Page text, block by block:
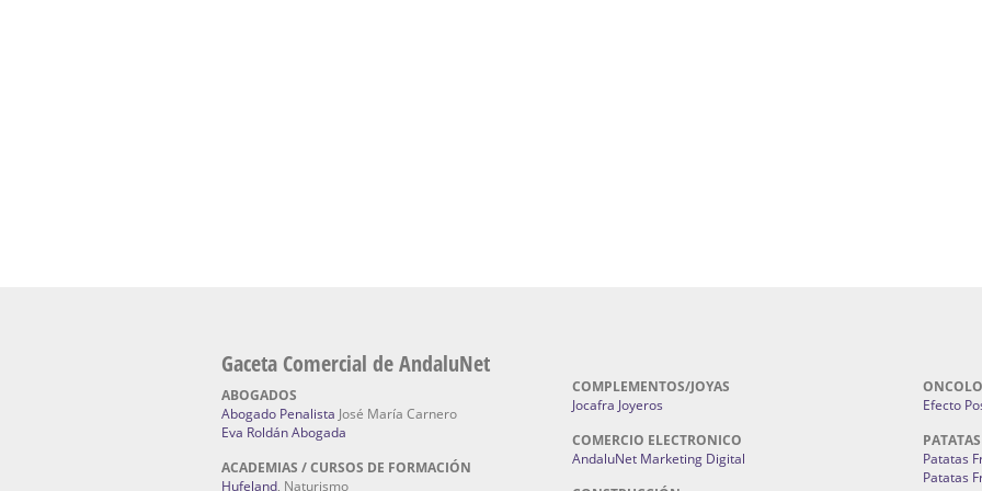
Gaceta Comercial de AndaluNet
ABOGADOS
Abogado Penalista José María Carnero
Eva Roldán Abogada
ACADEMIAS / CURSOS DE FORMACIÓN
Hufeland, Naturismo
COMPLEMENTOS/JOYAS
Jocafra Joyeros
COMERCIO ELECTRONICO
AndaluNet Marketing Digital
Efecto
Patatas
Patatas